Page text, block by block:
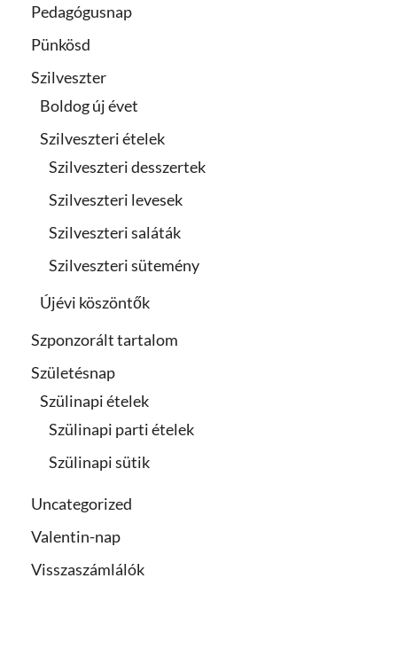
Pedagógusnap
Pünkösd
Szilveszter
Boldog új évet
Szilveszteri ételek
Szilveszteri desszertek
Szilveszteri levesek
Szilveszteri saláták
Szilveszteri sütemény
Újévi köszöntők
Szponzorált tartalom
Születésnap
Szülinapi ételek
Szülinapi parti ételek
Szülinapi sütik
Uncategorized
Valentin-nap
Visszaszámlálók